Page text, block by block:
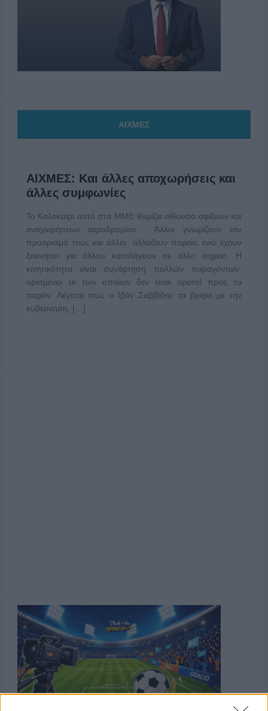
ΑΙΧΜΕΣ
ΑΙΧΜΕΣ: Και άλλες αποχωρήσεις και
άλλες συμφωνίες
Το Καλοκαίρι αυτό στα ΜΜΕ θυμίζει αίθουσα αφίξεων και
αναχωρήσεων αεροδρομίου. Άλλοι γνωρίζουν τον
προορισμό τους και άλλοι αλλάζουν πορεία, ενώ έχουν
ξεκινήσει για άλλου καταλήγουν σε άλλο σημείο. Η
κινητικότητα είναι συνάρτηση πολλών παραγόντων,
ορισμένοι εκ των οποίων δεν είναι ορατοί προς το
παρόν. Λέγεται πως ο Ιβάν Σαββίδης τα βρήκε με την
κυβέρνηση, […]